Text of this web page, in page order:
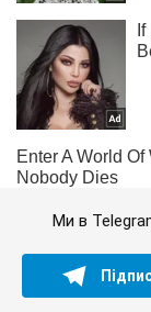
Ми в